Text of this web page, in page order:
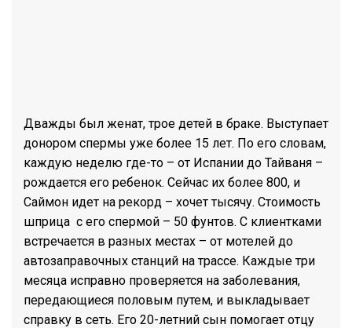
Дважды был женат, трое детей в браке. Выступает
донором спермы уже более 15 лет. По его словам,
каждую неделю где-то – от Испании до Тайваня –
рождается его ребенок. Сейчас их более 800, и
Саймон идет на рекорд – хочет тысячу. Стоимость
шприца с его спермой – 50 фунтов. С клиентками
встречается в разных местах – от мотелей до
автозаправочных станций на трассе. Каждые три
месяца исправно проверяется на заболевания,
передающиеся половым путем, и выкладывает
справку в сеть. Его 20-летний сын помогает отцу